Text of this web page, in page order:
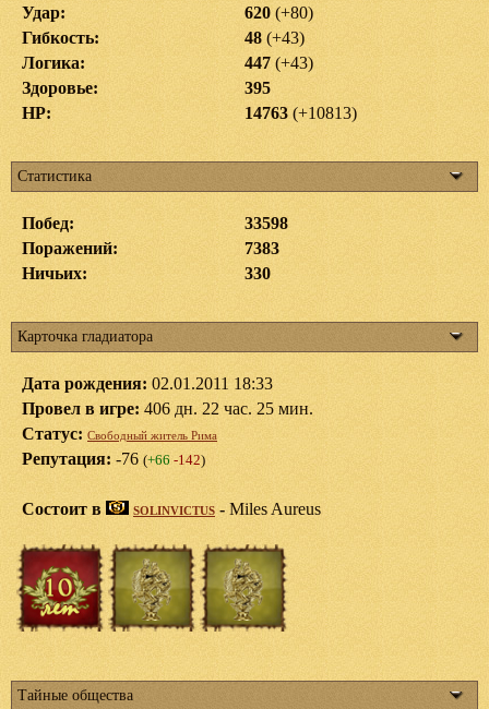
Удар: 620 (+80)
Гибкость:
48 (+43)
Логика:
447 (+43)
Здоровье:
395
HP:
14763 (+10813)
Статистика
Побед:
33598
Поражений:
7383
Ничьих:
330
Карточка гладиатора
Дата рождения: 02.01.2011 18:33
Провел в игре: 406 дн. 22 час. 25 мин.
Статус: Свободный житель Рима
Репутация: -76 (+66 -142)
Состоит в SOLINVICTUS - Miles Aureus
Тайные общества